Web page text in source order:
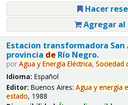
Hacer
Agregar
Estacion transformadora
provincia deRío Negro.
por Agua y Energía Eléctrica, Sociedad
Idioma: Español
Editor: Buenos Aires: Agua y energía
estado, 1988